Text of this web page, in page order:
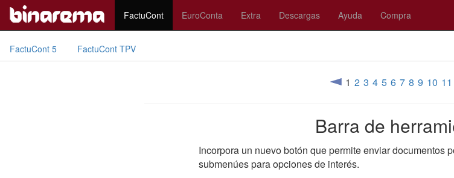
FactuCont EuroConta Extra Descargas Ayuda Compra
FactuCont 5 FactuCont TPV
1 2 3 4 5 6 7 8 9 10 11
Barra de
Incorpora un nuevo botón que permite enviar documentos
submenúes para opciones de interés.